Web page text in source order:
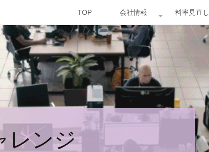
TOP 会社情報 料率見直し
レンジ